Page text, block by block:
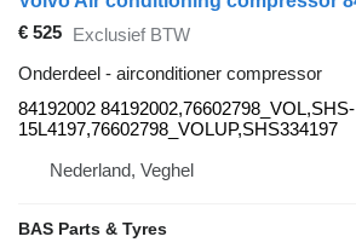
€ 525 Exclusief BTW
Onderdeel - airconditioner compressor
84192002 84192002,76602798_VOL,SHS-
15L4197,76602798_VOLUP,SHS334197
Nederland, Veghel
BAS Parts & Tyres